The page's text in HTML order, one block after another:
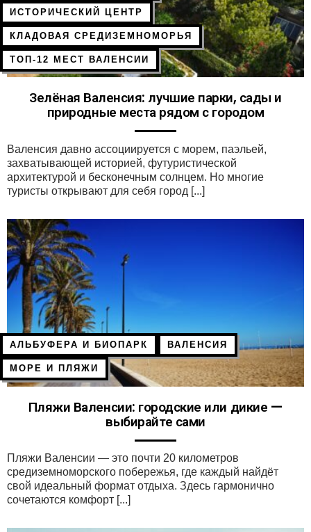
ИСТОРИЧЕСКИЙ ЦЕНТР
КЛАДОВАЯ СРЕДИЗЕМНОМОРЬЯ
ТОП-12 МЕСТ ВАЛЕНСИИ
Зелёная Валенсия: лучшие парки, сады и
природные места рядом с городом
Валенсия давно ассоциируется с морем, паэльей,
захватывающей историей, футуристической
архитектурой и бесконечным солнцем. Но многие
туристы открывают для себя город [...]
АЛЬБУФЕРА И БИОПАРК ВАЛЕНСИЯ
МОРЕ И ПЛЯЖИ
Пляжи Валенсии: городские или дикие —
выбирайте сами
Пляжи Валенсии — это почти 20 километров
средиземноморского побережья, где каждый найдёт
свой идеальный формат отдыха. Здесь гармонично
сочетаются комфорт [...]